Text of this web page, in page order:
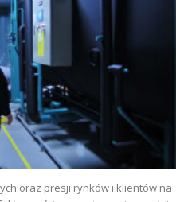
oraz presji rynków i klientów na